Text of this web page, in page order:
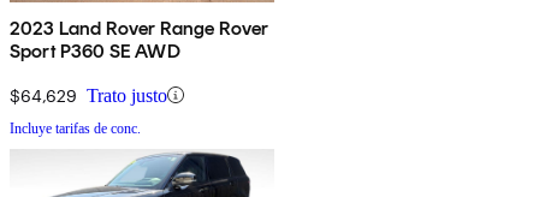
2023 Land Rover Range Rover
Sport P360 SE AWD
$64,629 Trato justo
Incluye tarifas de conc.